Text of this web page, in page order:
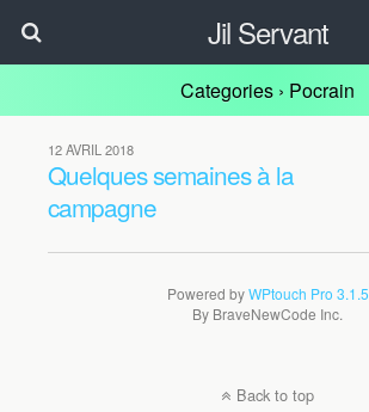
Jil Servant
Categories › Pocrain
12 AVRIL 2018
Quelques semaines à la
campagne
Powered byWPtouch Pro 3.1.5
By BraveNewCode Inc.
Back to top